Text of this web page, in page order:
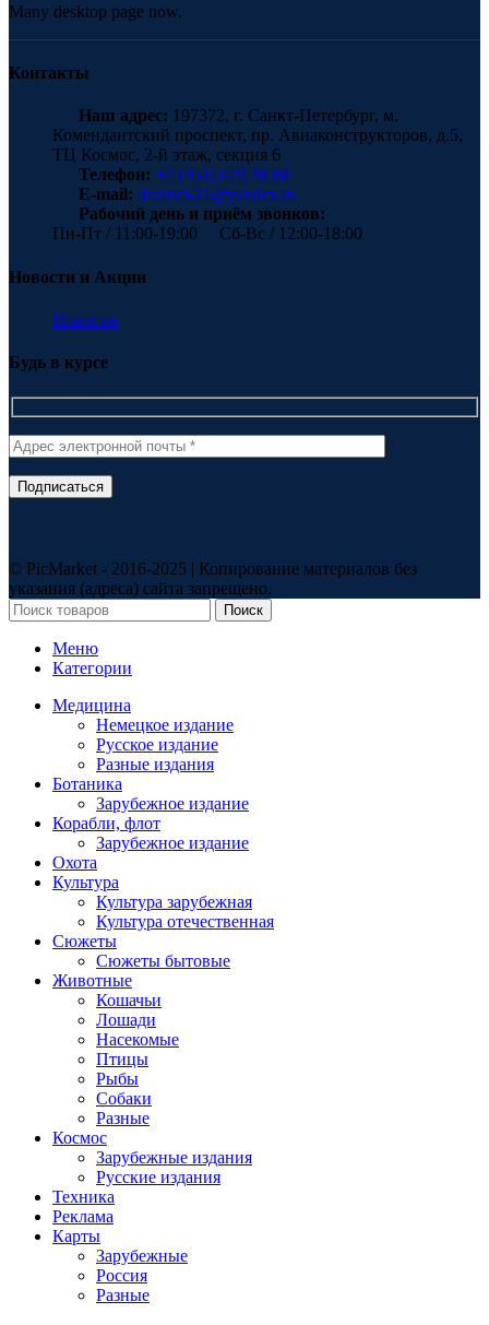
Many desktop page now.
Контакты
Наш адрес: 197372, г. Санкт-Петербург, м.
Комендантский проспект, пр. Авиаконструкторов, д.5,
ТЦ Космос, 2-й этаж, секция 6
Телефон: +7 (951) 679 38 88
E-mail: davinci-21@yandex.ru
Рабочий день и приём звонков:
Пн-Пт / 11:00-19:00 Сб-Вс / 12:00-18:00
Новости и Акции
Новости
Будь в курсе
© PicMarket - 2016-2025 | Копирование материалов без
указания (адреса) сайта запрещено.
Поиск
Меню
Категории
Медицина
Немецкое издание
Русское издание
Разные издания
Ботаника
Зарубежное издание
Корабли, флот
Зарубежное издание
Охота
Культура
Культура зарубежная
Культура отечественная
Сюжеты
Сюжеты бытовые
Животные
Кошачьи
Лошади
Насекомые
Птицы
Рыбы
Собаки
Разные
Космос
Зарубежные издания
Русские издания
Техника
Реклама
Карты
Зарубежные
Россия
Разные